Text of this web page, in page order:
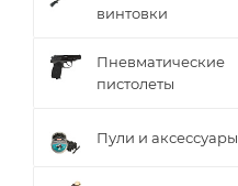
винтовки
Пневматические
пистолеты
Пули и аксессуары